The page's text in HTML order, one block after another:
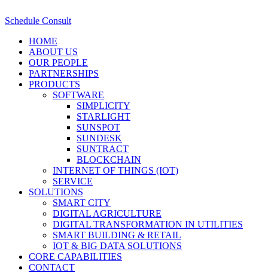
Schedule Consult
HOME
ABOUT US
OUR PEOPLE
PARTNERSHIPS
PRODUCTS
SOFTWARE
SIMPLICITY
STARLIGHT
SUNSPOT
SUNDESK
SUNTRACT
BLOCKCHAIN
INTERNET OF THINGS (IOT)
SERVICE
SOLUTIONS
SMART CITY
DIGITAL AGRICULTURE
DIGITAL TRANSFORMATION IN UTILITIES
SMART BUILDING & RETAIL
IOT & BIG DATA SOLUTIONS
CORE CAPABILITIES
CONTACT